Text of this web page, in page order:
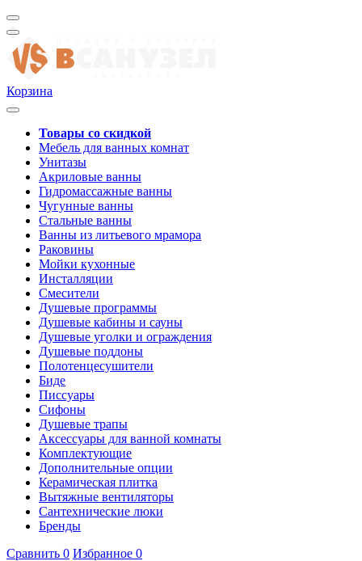
Корзина
Товары со скидкой
Мебель для ванных комнат
Унитазы
Акриловые ванны
Гидромассажные ванны
Чугунные ванны
Стальные ванны
Ванны из литьевого мрамора
Раковины
Мойки кухонные
Инсталляции
Смесители
Душевые программы
Душевые кабины и сауны
Душевые уголки и ограждения
Душевые поддоны
Полотенцесушители
Биде
Писсуары
Сифоны
Душевые трапы
Аксессуары для ванной комнаты
Комплектующие
Дополнительные опции
Керамическая плитка
Вытяжные вентиляторы
Сантехнические люки
Бренды
Сравнить 0 Избранное 0